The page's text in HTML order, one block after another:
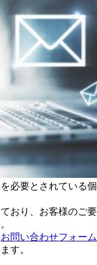
必要とされている個
おり、お客様のご要
お問い合わせフォーム
す。